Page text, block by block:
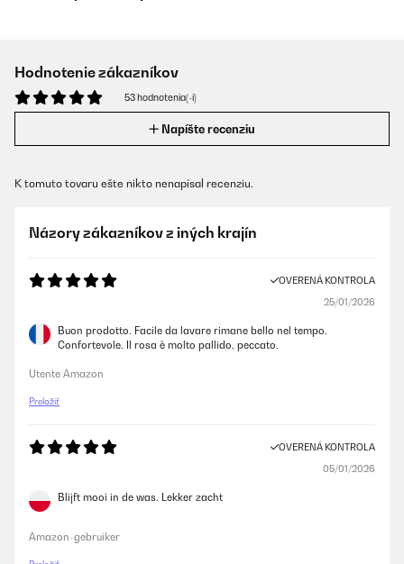
Hodnotenie zákazníkov
53 hodnotenia(-í)
Napíšte recenziu
K tomuto tovaru ešte nikto nenapísal recenziu.
Názory zákazníkov z iných krajín
OVERENÁ KONTROLA
25/01/2026
Buon prodotto. Facile da lavare rimane bello nel tempo.
Confortevole. Il rosa è molto pallido, peccato.
Utente Amazon
Preložiť
OVERENÁ KONTROLA
05/01/2026
Blijft mooi in de was. Lekker zacht
Amazon-gebruiker